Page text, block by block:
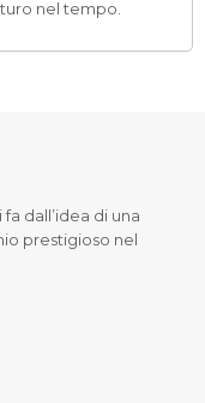
nel tempo.
dall’idea di una
prestigioso nel